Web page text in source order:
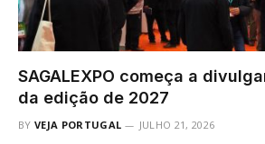
SAGALEXPO começa a
da edição de 2027
BY VEJA PORTUGAL JULHO 21, 2026